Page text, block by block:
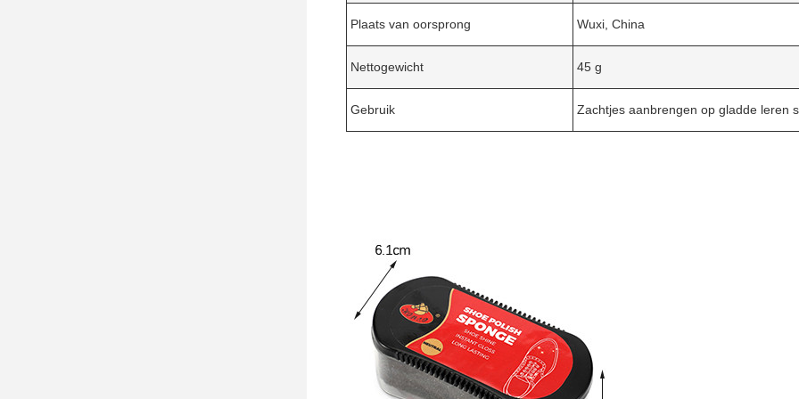
Plaats van oorsprong Wuxi, China
Nettogewicht 45 g
Gebruik Zachtjes aanbrengen op gladde leren